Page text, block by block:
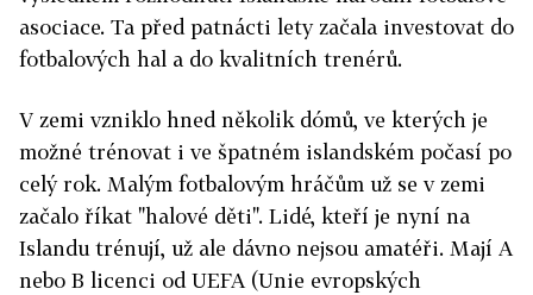
asociace. Ta před patnácti lety začala investovat do
fotbalových hal a do kvalitních trenérů.
V zemi vzniklo hned několik dómů, ve kterých je
možné trénovat i ve špatném islandském počasí po
celý rok. Malým fotbalovým hráčům už se v zemi
začalo říkat "halové děti". Lidé, kteří je nyní na
Islandu trénují, už ale dávno nejsou amatéři. Mají A
nebo B licenci od UEFA (Unie evropských